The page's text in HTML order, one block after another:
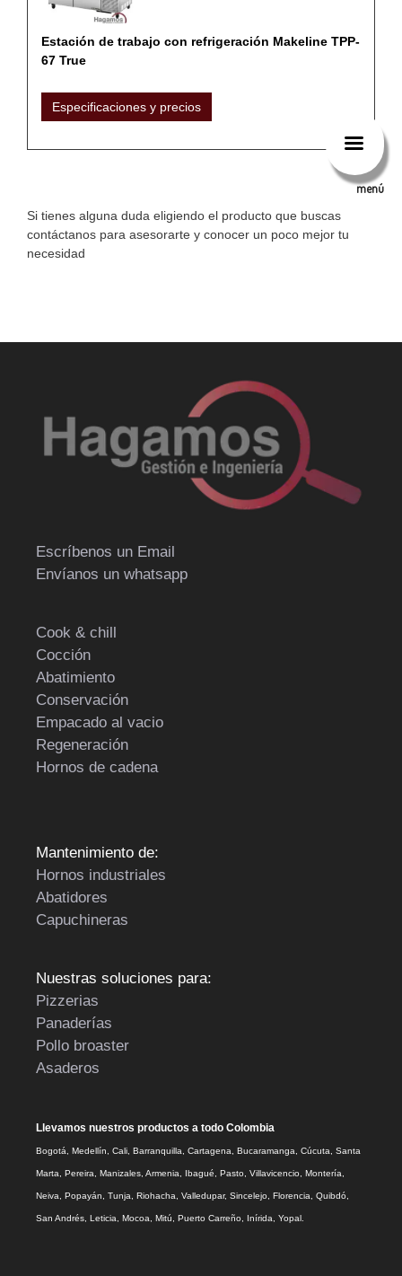
Estación de trabajo con refrigeración Makeline TPP-
67 True
Especificaciones y precios
Si tienes alguna duda eligiendo el producto que buscas
contáctanos para asesorarte y conocer un poco mejor tu
necesidad
Escríbenos un Email
Envíanos un whatsapp
Cook & chill
Cocción
Abatimiento
Conservación
Empacado al vacio
Regeneración
Hornos de cadena
Mantenimiento de:
Hornos industriales
Abatidores
Capuchineras
Nuestras soluciones para:
Pizzerias
Panaderías
Pollo broaster
Asaderos
Llevamos nuestros productos a todo Colombia
Bogotá, Medellín, Cali, Barranquilla, Cartagena, Bucaramanga, Cúcuta, Santa
Marta, Pereira, Manizales, Armenia, Ibagué, Pasto, Villavicencio, Montería,
Neiva, Popayán, Tunja, Riohacha, Valledupar, Sincelejo, Florencia, Quibdó,
San Andrés, Leticia, Mocoa, Mitú, Puerto Carreño, Inírida, Yopal.
menú